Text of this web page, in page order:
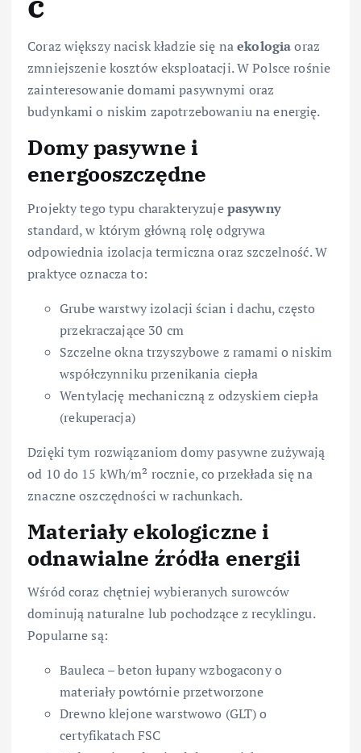
Coraz większy nacisk kładzie się naekologiaoraz
zmniejszenie kosztów eksploatacji. W Polsce rośnie
zainteresowanie domami pasywnymi oraz
budynkami o niskim zapotrzebowaniu na energię.
Domy pasywne i
energooszczędne
Projekty tego typu charakteryzujepasywny
standard, w którym główną rolę odgrywa
odpowiednia izolacja termiczna oraz szczelność. W
praktyce oznacza to:
Grube warstwy izolacji ścian i dachu, często
przekraczające 30 cm
Szczelne okna trzyszybowe z ramami o niskim
współczynniku przenikania ciepła
Wentylację mechaniczną z odzyskiem ciepła
(rekuperacja)
Dzięki tym rozwiązaniom domy pasywne zużywają
od 10 do 15 kWh/m² rocznie, co przekłada się na
znaczne oszczędności w rachunkach.
Materiały ekologiczne i
odnawialne źródła energii
Wśród coraz chętniej wybieranych surowców
dominują naturalne lub pochodzące z recyklingu.
Popularne są:
Bauleca – beton łupany wzbogacony o
materiały powtórnie przetworzone
Drewno klejone warstwowo (GLT) o
certyfikatach FSC